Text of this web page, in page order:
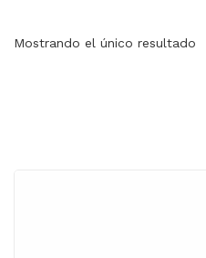
Mostrando el único resultado